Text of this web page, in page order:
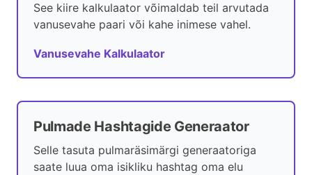
See kiire kalkulaator võimaldab teil arvutada
vanusevahe paari või kahe inimese vahel.
Vanusevahe Kalkulaator
Pulmade Hashtagide Generaator
Selle tasuta pulmaräsimärgi generaatoriga
saate luua oma isikliku hashtag oma elu